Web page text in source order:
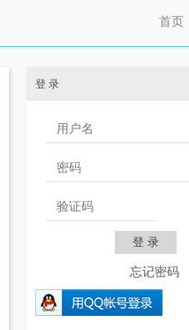
首页
登 录
忘记密码